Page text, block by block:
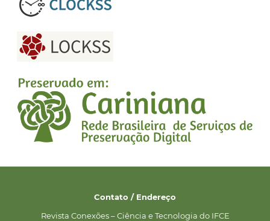
Contato / Endereço
Revista Conexões – Ciência e Tecnologia do IFCE